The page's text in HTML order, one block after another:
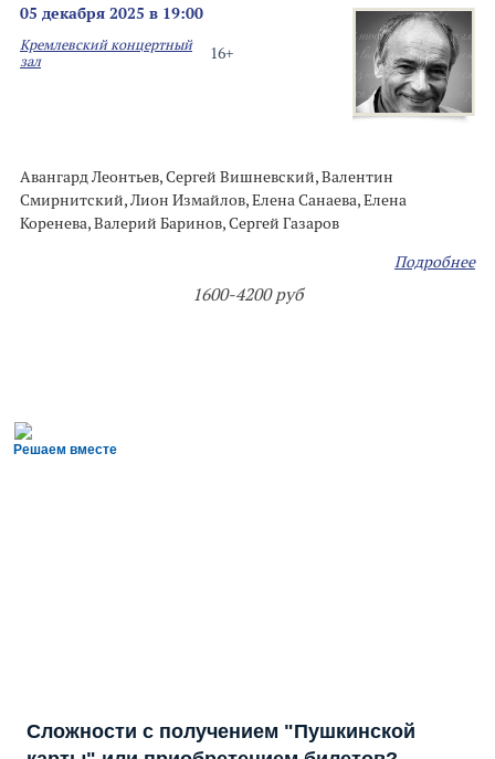
05 декабря 2025 в 19:00
16+
Кремлевский концертный
зал
Авангард Леонтьев, Сергей Вишневский, Валентин
Смирнитский, Лион Измайлов, Елена Санаева, Елена
Коренева, Валерий Баринов, Сергей Газаров
Подробнее
1600-4200 руб
Решаем вместе
Сложности с получением "Пушкинской